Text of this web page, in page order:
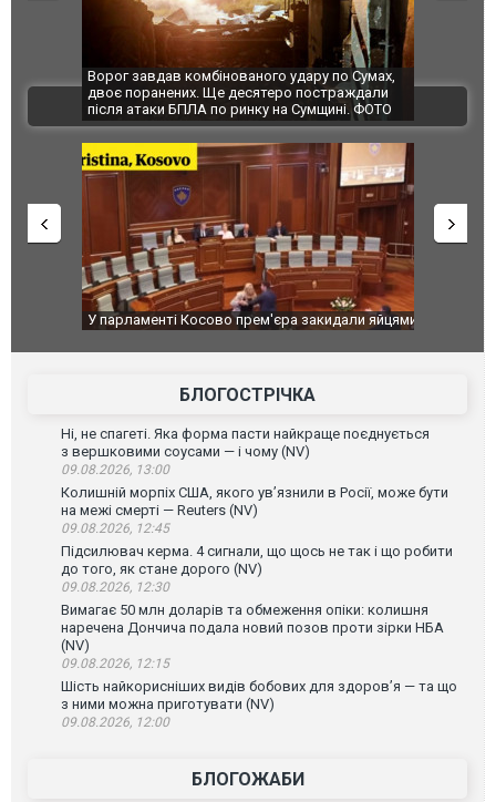
комбінованого удару по Сумах,
Ще десятеро постраждали
БПЛА по ринку на Сумщині. ФОТО
За 2000 кілометрів від кордону
Єкатеринбурзі після атаки
склад Wildberries. ФОТО. ВІДЕО
ВІДЕО
Косово прем'єра закидали яйцямиПриїхав за паспортом та
до українських військових
зіркового футболіста
БЛОГОСТРІЧКА
Ні, не спагеті. Яка форма пасти найкраще поєднується
з вершковими соусами — і чому (NV)
09.08.2026, 13:00
Колишній морпіх США, якого ув’язнили в Росії, може бути
на межі смерті — Reuters (NV)
09.08.2026, 12:45
Підсилювач керма. 4 сигнали, що щось не так і що робити
до того, як стане дорого (NV)
09.08.2026, 12:30
Вимагає 50 млн доларів та обмеження опіки: колишня
наречена Дончича подала новий позов проти зірки НБА
(NV)
09.08.2026, 12:15
Шість найкорисніших видів бобових для здоров’я — та що
з ними можна приготувати (NV)
09.08.2026, 12:00
БЛОГОЖАБИ